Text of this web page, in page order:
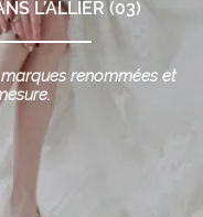
L’ALLIER (03)
renommées et